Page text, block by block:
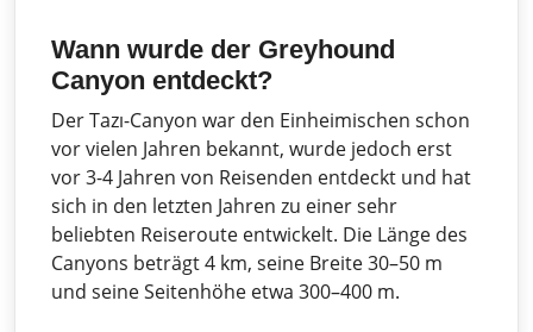
Wann wurde der Greyhound
Canyon entdeckt?
Der Tazı-Canyon war den Einheimischen schon
vor vielen Jahren bekannt, wurde jedoch erst
vor 3-4 Jahren von Reisenden entdeckt und hat
sich in den letzten Jahren zu einer sehr
beliebten Reiseroute entwickelt. Die Länge des
Canyons beträgt 4 km, seine Breite 30–50 m
und seine Seitenhöhe etwa 300–400 m.